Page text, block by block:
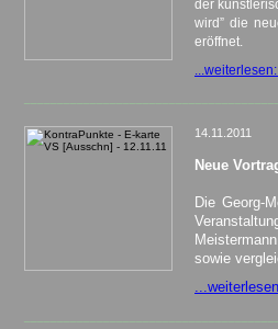
der
wird” die
eröffnet.
14.11.2011
Neue
Die Georg-
sowie